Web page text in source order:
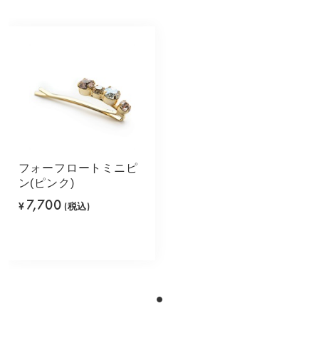
フォーフロートミニピ
ン(ピンク)
¥ 7,700 (税込)